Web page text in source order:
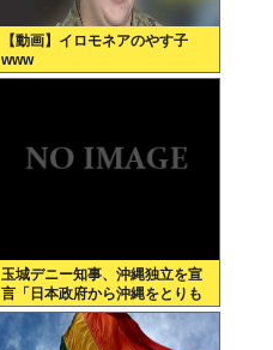
【動画】イロモネアのやす子
www
玉城デニー知事、沖縄独立を宣
言「日本政府から沖縄をとりも
ろす！！」